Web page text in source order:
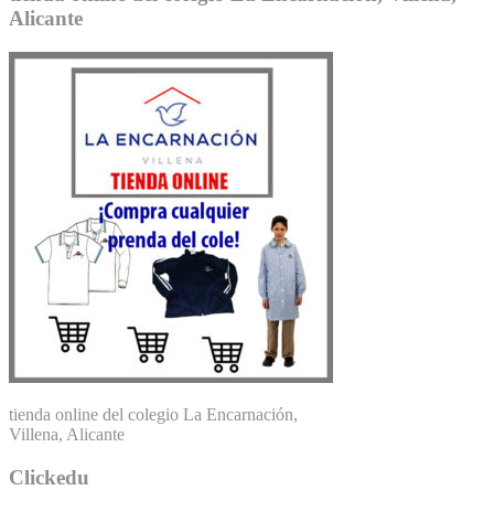
Alicante
tienda online del colegio La Encarnación,
Villena, Alicante
Clickedu